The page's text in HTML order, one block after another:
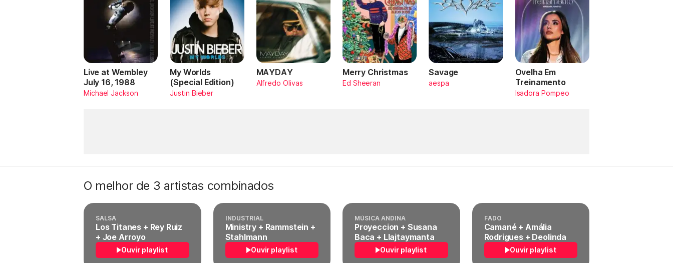
Live at Wembley
July 16, 1988
Michael Jackson
My Worlds
(Special Edition)
Justin Bieber
MAYDAY
Alfredo Olivas
Merry Christmas
Ed Sheeran
Savage
aespa
Ovelha Em
Treinamento
Isadora Pompeo
O melhor de 3 artistas combinados
SALSA
Los Titanes + Rey Ruiz
+ Joe Arroyo
Ouvir playlist
INDUSTRIAL
Ministry + Rammstein +
Stahlmann
Ouvir playlist
MÚSICA ANDINA
Proyeccion + Susana
Baca + Llajtaymanta
Ouvir playlist
FADO
Camané + Amália
Rodrigues + Deolinda
Ouvir playlist